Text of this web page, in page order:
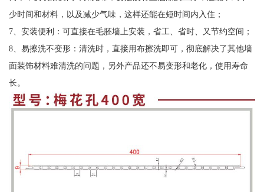
少时间和材料，以及减少气味，这样还能在短时间内入住；
7、安装便利：可直接在毛胚墙上安装，省工、省时、又节约空间；
8、易擦洗不变形：清洗时，直接用布擦洗即可，彻底解决了其他墙
面装饰材料难清洗的问题，另外产品还不易变形和老化，使用寿命
长。